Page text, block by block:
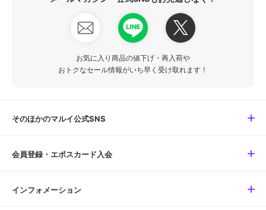
お気に入り商品の値下げ・再入荷や
おトクなセール情報がいち早く受け取れます！
そのほかのマルイ公式SNS
会員登録・エポスカード入会
インフォメーション